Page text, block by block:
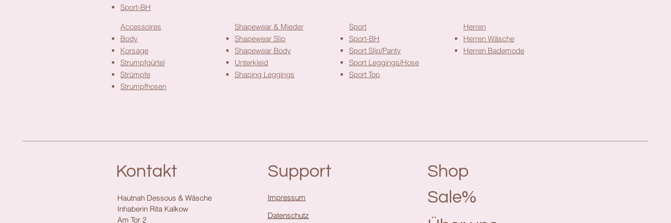
Sport-BH
Accessoires
Body
Korsage
Strumpfgürtel
Strümpfe
Strumpfhosen
Shapewear & Mieder
Shapewear Slip
Shapewear Body
Unterkleid
Shaping Leggings
Sport
Sport-BH
Sport Slip/Panty
Sport Leggings/Hose
Sport Top
Herren
Herren Wäsche
Herren Bademode
Kontakt
Hautnah Dessous & Wäsche
Inhaberin Rita Kalkow
Am Tor 2
Support
Impressum
Datenschutz
Shop
Sale%